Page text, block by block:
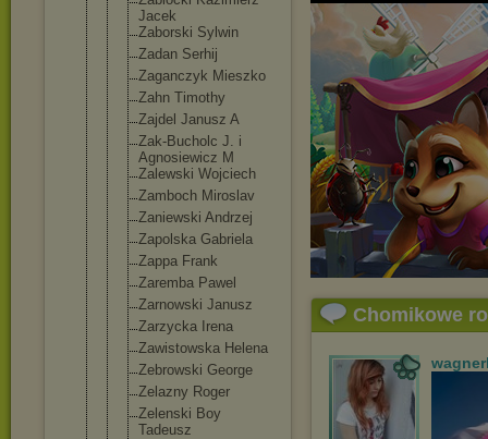
Jacek
Zaborski Sylwin
Zadan Serhij
Zaganczyk Mieszko
Zahn Timothy
Zajdel Janusz A
Zak-Bucholc J. i
Agnosiewicz M
Zalewski Wojciech
Zamboch Miroslav
Zaniewski Andrzej
Zapolska Gabriela
Zappa Frank
Zaremba Pawel
Zarnowski Janusz
Zarzycka Irena
Zawistowska Helena
Zebrowski George
Zelazny Roger
Zelenski Boy
Tadeusz
Chomikowe